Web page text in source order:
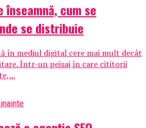
cum se
se distribuie
în mediul digital cere mai mult decât
Într-un peisaj în care cititorii